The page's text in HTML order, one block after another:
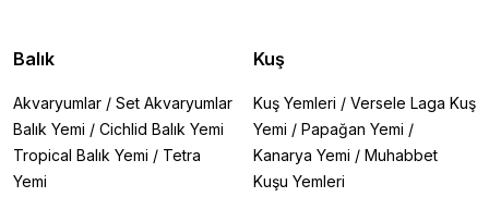
Balık
Akvaryumlar / Set Akvaryumlar
Balık Yemi / Cichlid Balık Yemi
Tropical Balık Yemi / Tetra
Yemi
Kuş
Kuş Yemleri / Versele Laga Kuş
Yemi / Papağan Yemi /
Kanarya Yemi / Muhabbet
Kuşu Yemleri